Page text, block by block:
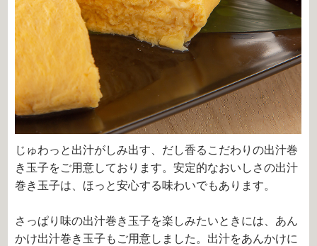
じゅわっと出汁がしみ出す、だし香るこだわりの出汁巻
き玉子をご用意しております。安定的なおいしさの出汁
巻き玉子は、ほっと安心する味わいでもあります。
さっぱり味の出汁巻き玉子を楽しみたいときには、あん
かけ出汁巻き玉子もご用意しました。出汁をあんかけに